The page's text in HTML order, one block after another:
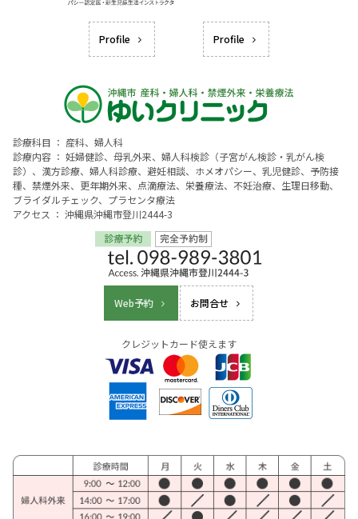
Profile Profile
診療科目 ： 産科、婦人科
診療内容 ： 妊婦健診、母乳外来、婦人科検診（子宮がん検診・乳がん検
診）、漢方診療、婦人科診療、避妊相談、ホメオパシー、乳児健診、予防接
種、禁煙外来、更年期外来、点滴療法、栄養療法、不妊治療、生理日移動、
ブライダルチェック、プラセンタ療法
アクセス ： 沖縄県沖縄市登川2444-3
Web予約 お問合せ
クレジットカード使えます